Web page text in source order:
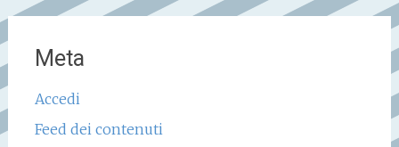
Meta
Accedi
Feed dei contenuti